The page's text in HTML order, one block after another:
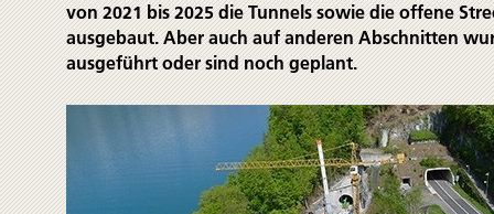
von 2021 bis 2025 die Tunnels sowie die offene
ausgebaut. Aber auch auf anderen Abschnitten
ausgeführt oder sind noch geplant.